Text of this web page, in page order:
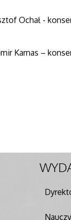
Ochał -
Karnas –